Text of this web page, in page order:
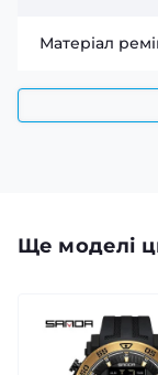
Матеріал
Ще моделі